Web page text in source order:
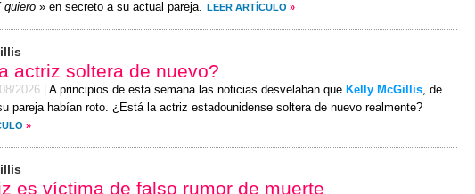
quiero » en secreto a su actual pareja. LEER ARTÍCULO »
actriz soltera de nuevo?
2026 A principios de esta semana las noticias desvelaban que Kelly McGillis, de
pareja habían roto. ¿Está la actriz estadounidense soltera de nuevo realmente?
»
es víctima de falso rumor de muerte